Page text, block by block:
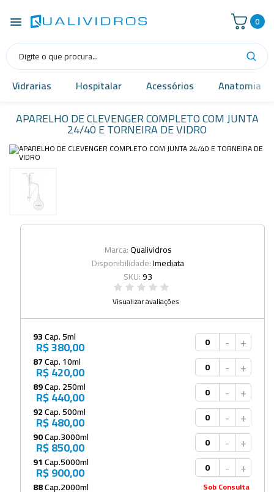
0
Vidrarias Hospitalar Acessórios Anatomia
APARELHO DE CLEVENGER COMPLETO COM JUNTA
24/40 E TORNEIRA DE VIDRO
Marca:Qualividros
Disponibilidade:Imediata
SKU:93
Visualizar avaliações
93Cap. 5ml
R$ 380,00 - +
87Cap. 10ml
R$ 420,00 - +
89Cap. 250ml
R$ 440,00 - +
92Cap. 500ml
R$ 480,00 - +
90Cap.3000ml
R$ 850,00 - +
91Cap.5000ml
R$ 900,00 - +
88Cap.2000ml Sob Consulta